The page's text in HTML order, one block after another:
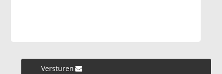
Versturen »